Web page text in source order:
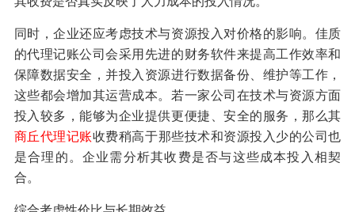
同时，企业还应考虑技术与资源投入对价格的影响。佳质
的代理记账公司会采用先进的财务软件来提高工作效率和
保障数据安全，并投入资源进行数据备份、维护等工作，
这些都会增加其运营成本。若一家公司在技术与资源方面
投入较多，能够为企业提供更便捷、安全的服务，那么其
商丘代理记账收费稍高于那些技术和资源投入少的公司也
是合理的。企业需分析其收费是否与这些成本投入相契
合。